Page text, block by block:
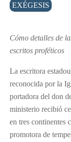
EXÉGESIS
Cómo detalles de
escritos proféticos
La escritora
reconocida por la
portadora del don
ministerio recibió
en tres continentes
promotora de